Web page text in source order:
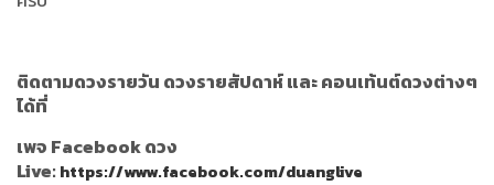
ติดตามดวงรายวัน ดวงรายสัปดาห์ และ คอนเท้นต์ดวงต่างๆ
ได้ที่
เพจ Facebook ดวง
Live:https://www.facebook.com/duanglive